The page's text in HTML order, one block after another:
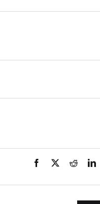
Facebook
X Reddit